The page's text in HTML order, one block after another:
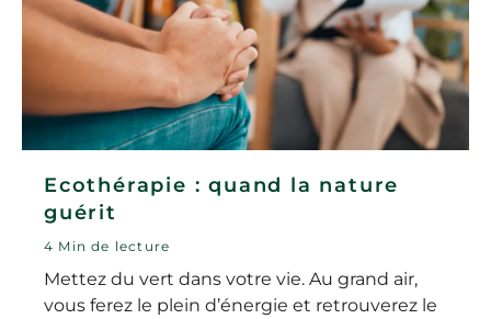
Ecothérapie : quand la nature
guérit
4 Min de lecture
Mettez du vert dans votre vie. Au grand air,
vous ferez le plein d’énergie et retrouverez le